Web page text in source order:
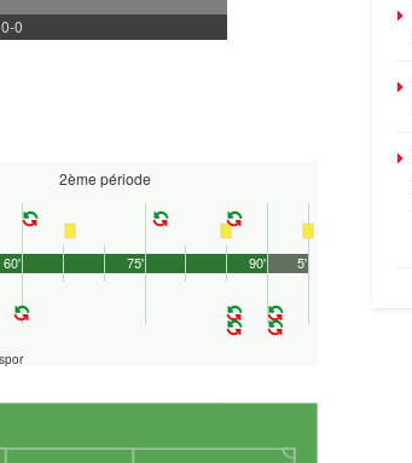
0
2ème période
90'
60' 75' 5'